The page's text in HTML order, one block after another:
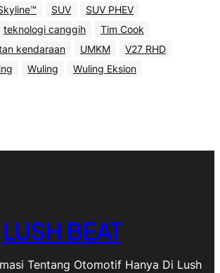
SUV
SUV PHEV
teknologi canggih
Tim Cook
kendaraan
UMKM
V27 RHD
Wuling Wuling Eksion
LUSH BEAT
Tentang Otomotif Hanya Di Lush